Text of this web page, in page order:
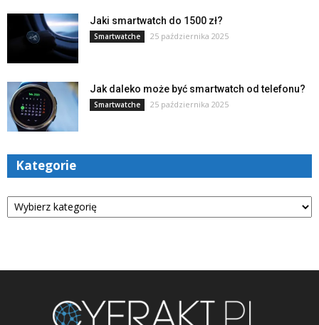
Jaki smartwatch do 1500 zł?
Smartwatche 25 października 2025
Jak daleko może być smartwatch od telefonu?
Smartwatche 25 października 2025
Kategorie
Kategorie